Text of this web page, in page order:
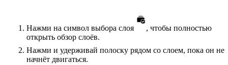
Нажми на символ выбора слоя
, чтобы полностью
открыть обзор слоёв.
Нажми и удерживай полоску рядом со слоем, пока он не
начнёт двигаться.